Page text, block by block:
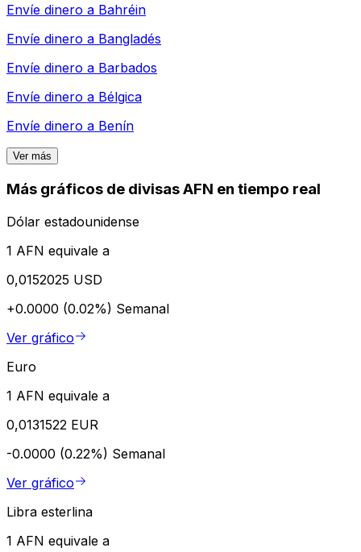
Envíe dinero a Bahréin
Envíe dinero a Bangladés
Envíe dinero a Barbados
Envíe dinero a Bélgica
Envíe dinero a Benín
Ver más
Más gráficos de divisas AFN en tiempo real
Dólar estadounidense
1 AFN equivale a
0,0152025 USD
+0.0000 (0.02%) Semanal
Ver gráfico
Euro
1 AFN equivale a
0,0131522 EUR
-0.0000 (0.22%) Semanal
Ver gráfico
Libra esterlina
1 AFN equivale a